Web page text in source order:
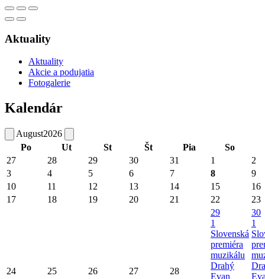
Aktuality
Aktuality
Akcie a podujatia
Fotogalerie
Kalendár
August2026
Po
Ut St Št Pia
So
27
28 29 30 31 1
2
3
4 5 6 7 8
9
10
11 12 13 14 15
16
17
18 19 20 21 22 23
24 25 26 27 28
29
1
Slovenská
premiéra
muzikálu
Drahý
Evan
30
1